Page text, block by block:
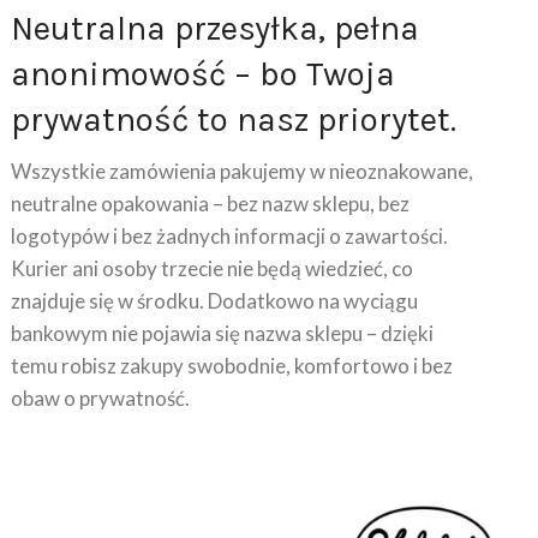
anonimowość – bo Twoja
prywatność to nasz priorytet.
Wszystkie zamówienia pakujemy w nieoznakowane,
neutralne opakowania – bez nazw sklepu, bez
logotypów i bez żadnych informacji o zawartości.
Kurier ani osoby trzecie nie będą wiedzieć, co
znajduje się w środku. Dodatkowo na wyciągu
bankowym nie pojawia się nazwa sklepu – dzięki
temu robisz zakupy swobodnie, komfortowo i bez
obaw o prywatność.